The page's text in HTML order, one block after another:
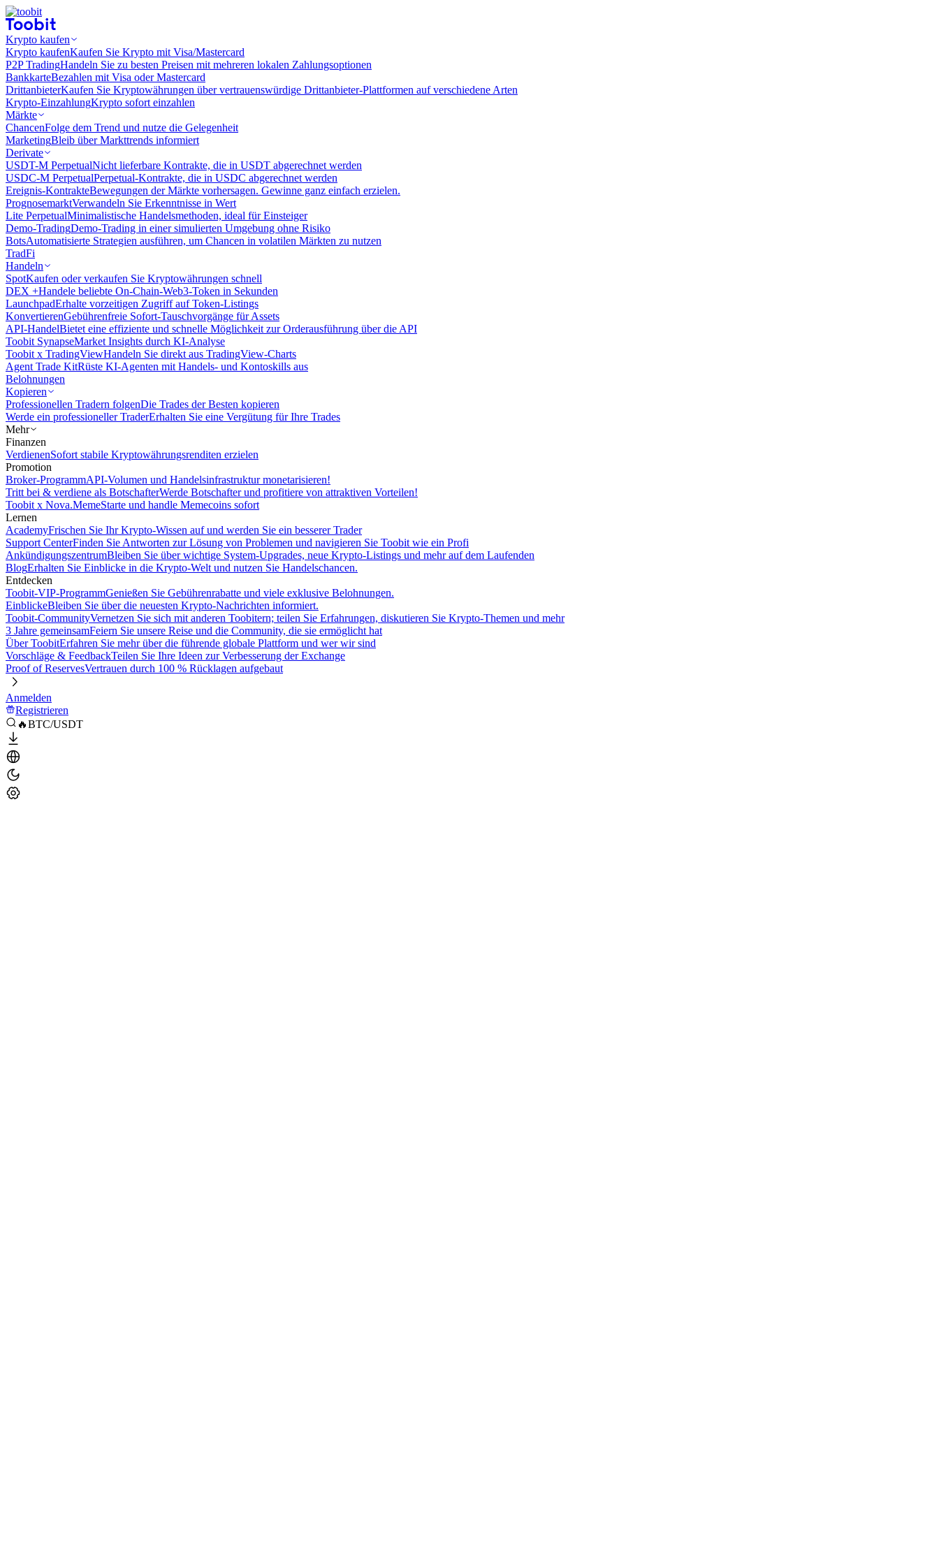
Krypto kaufen
Krypto kaufenKaufen Sie Krypto mit Visa/Mastercard
P2P TradingHandeln Sie zu besten Preisen mit mehreren lokalen Zahlungsoptionen
BankkarteBezahlen mit Visa oder Mastercard
DrittanbieterKaufen Sie Kryptowährungen über vertrauenswürdige Drittanbieter-Plattformen auf verschiedene Arten
Krypto-EinzahlungKrypto sofort einzahlen
Märkte
ChancenFolge dem Trend und nutze die Gelegenheit
MarketingBleib über Markttrends informiert
Derivate
USDT-M PerpetualNicht lieferbare Kontrakte, die in USDT abgerechnet werden
USDC-M PerpetualPerpetual-Kontrakte, die in USDC abgerechnet werden
Ereignis-KontrakteBewegungen der Märkte vorhersagen. Gewinne ganz einfach erzielen.
PrognosemarktVerwandeln Sie Erkenntnisse in Wert
Lite PerpetualMinimalistische Handelsmethoden, ideal für Einsteiger
Demo-TradingDemo-Trading in einer simulierten Umgebung ohne Risiko
BotsAutomatisierte Strategien ausführen, um Chancen in volatilen Märkten zu nutzen
TradFi
Handeln
SpotKaufen oder verkaufen Sie Kryptowährungen schnell
DEX +Handele beliebte On-Chain-Web3-Token in Sekunden
LaunchpadErhalte vorzeitigen Zugriff auf Token-Listings
KonvertierenGebührenfreie Sofort-Tauschvorgänge für Assets
API-HandelBietet eine effiziente und schnelle Möglichkeit zur Orderausführung über die API
Toobit SynapseMarket Insights durch KI-Analyse
Toobit x TradingViewHandeln Sie direkt aus TradingView-Charts
Agent Trade KitRüste KI-Agenten mit Handels- und Kontoskills aus
Belohnungen
Kopieren
Professionellen Tradern folgenDie Trades der Besten kopieren
Werde ein professioneller TraderErhalten Sie eine Vergütung für Ihre Trades
Mehr
Finanzen
VerdienenSofort stabile Kryptowährungsrenditen erzielen
Promotion
Broker-ProgrammAPI-Volumen und Handelsinfrastruktur monetarisieren!
Tritt bei & verdiene als BotschafterWerde Botschafter und profitiere von attraktiven Vorteilen!
Toobit x Nova.MemeStarte und handle Memecoins sofort
Lernen
AcademyFrischen Sie Ihr Krypto-Wissen auf und werden Sie ein besserer Trader
Support CenterFinden Sie Antworten zur Lösung von Problemen und navigieren Sie Toobit wie ein Profi
AnkündigungszentrumBleiben Sie über wichtige System-Upgrades, neue Krypto-Listings und mehr auf dem Laufenden
BlogErhalten Sie Einblicke in die Krypto-Welt und nutzen Sie Handelschancen.
Entdecken
Toobit-VIP-ProgrammGenießen Sie Gebührenrabatte und viele exklusive Belohnungen.
EinblickeBleiben Sie über die neuesten Krypto-Nachrichten informiert.
Toobit-CommunityVernetzen Sie sich mit anderen Toobitern; teilen Sie Erfahrungen, diskutieren Sie Krypto-Themen und mehr
3 Jahre gemeinsamFeiern Sie unsere Reise und die Community, die sie ermöglicht hat
Über ToobitErfahren Sie mehr über die führende globale Plattform und wer wir sind
Vorschläge & FeedbackTeilen Sie Ihre Ideen zur Verbesserung der Exchange
Proof of ReservesVertrauen durch 100 % Rücklagen aufgebaut
Anmelden
Registrieren
🔥BTC/USDT